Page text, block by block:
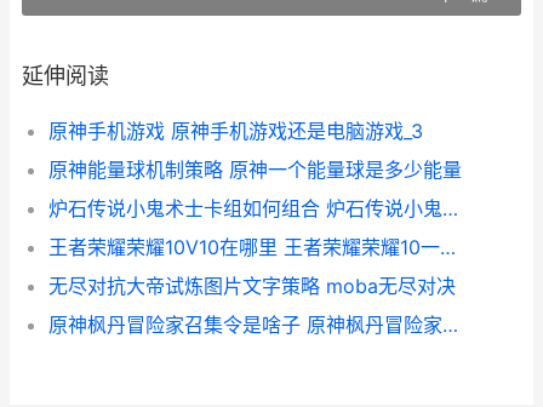
延伸阅读
原神手机游戏 原神手机游戏还是电脑游戏_3
原神能量球机制策略 原神一个能量球是多少能量
炉石传说小鬼术士卡组如何组合 炉石传说小鬼术士打法
王者荣耀荣耀10V10在哪里 王者荣耀荣耀10一共要充多少钱呢
无尽对抗大帝试炼图片文字策略 moba无尽对决
原神枫丹冒险家召集令是啥子 原神枫丹冒险家召集令